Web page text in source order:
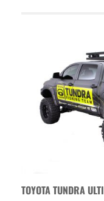
TOYOTA TUNDRA